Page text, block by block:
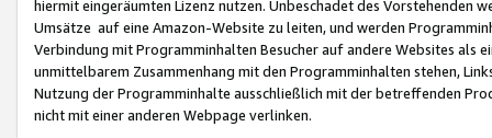
hiermit eingeräumten Lizenz nutzen. Unbeschadet des Vorstehenden
Umsätze auf eine Amazon-Website zu leiten, und werden
Verbindung mit Programminhalten Besucher auf andere Websites als
unmittelbarem Zusammenhang mit den Programminhalten stehen,
Nutzung der Programminhalte ausschließlich mit der betreffenden
nicht mit einer anderen Webpage verlinken.